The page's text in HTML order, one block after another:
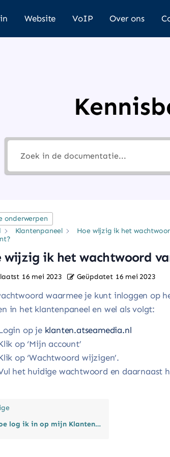
Website VoIP Over ons
onderwerpen
Klantenpaneel
Hoe wijzig ik het
wijzig ik het wachtwoord
16 mei 2023 Geüpdatet 16 mei 2023
waarmee je kunt inloggen op
in het klantenpaneel en wel als volgt:
op jeklanten.atseamedia.nl
op ‘Mijn account’
op ‘Wachtwoord wijzigen’.
het huidige wachtwoord en daarnaast
log ik in op mijn Klantenpaneel?